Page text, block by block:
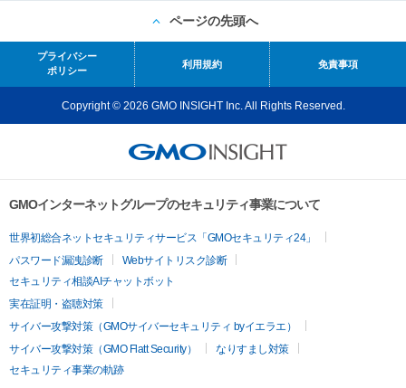
ページの先頭へ
プライバシー
ポリシー
利用規約 免責事項
Copyright © 2026 GMO INSIGHT Inc. All Rights Reserved.
GMOインターネットグループのセキュリティ事業について
世界初総合ネットセキュリティサービス「GMOセキュリティ24」
パスワード漏洩診断
Webサイトリスク診断
セキュリティ相談AIチャットボット
実在証明・盗聴対策
サイバー攻撃対策（GMOサイバーセキュリティ byイエラエ）
サイバー攻撃対策（GMO Flatt Security）
なりすまし対策
セキュリティ事業の軌跡